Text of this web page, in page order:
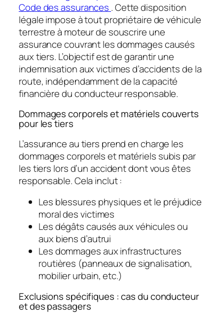
Code des assurances . Cette disposition
légale impose à tout propriétaire de véhicule
terrestre à moteur de souscrire une
assurance couvrant les dommages causés
aux tiers. L’objectif est de garantir une
indemnisation aux victimes d’accidents de la
route, indépendamment de la capacité
financière du conducteur responsable.
Dommages corporels et matériels couverts
pour les tiers
L’assurance au tiers prend en charge les
dommages corporels et matériels subis par
les tiers lors d’un accident dont vous êtes
responsable. Cela inclut :
Les blessures physiques et le préjudice
moral des victimes
Les dégâts causés aux véhicules ou
aux biens d’autrui
Les dommages aux infrastructures
routières (panneaux de signalisation,
mobilier urbain, etc.)
Exclusions spécifiques : cas du conducteur
et des passagers